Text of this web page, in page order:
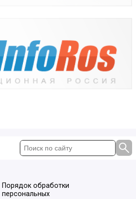
Порядок обработки
персональных